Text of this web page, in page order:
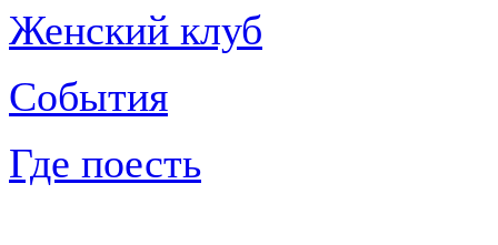
Женский клуб
События
Где поесть